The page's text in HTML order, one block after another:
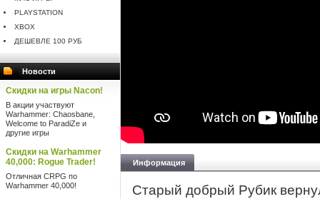
PLAYSTATION
XBOX
ДЕШЕВЛЕ 100 РУБ
Новости
Скидки на игры Nacon!
В акции участвуют
Warhammer: Chaosbane,
Welcome to ParadiZe и
другие игры
Скидки на Warhammer
40,000: Rogue Trader!
Отличная CRPG по
Warhammer 40,000!
Информация
Старый добрый Рубик